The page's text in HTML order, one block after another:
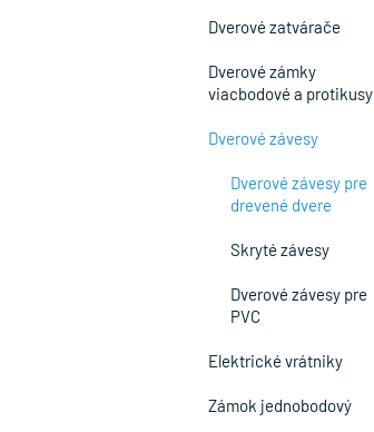
Dverové zatvárače
Dverové zámky
viacbodové a protikusy
Dverové závesy
Dverové závesy pre
drevené dvere
Skryté závesy
Dverové závesy pre
PVC
Elektrické vrátniky
Zámok jednobodový